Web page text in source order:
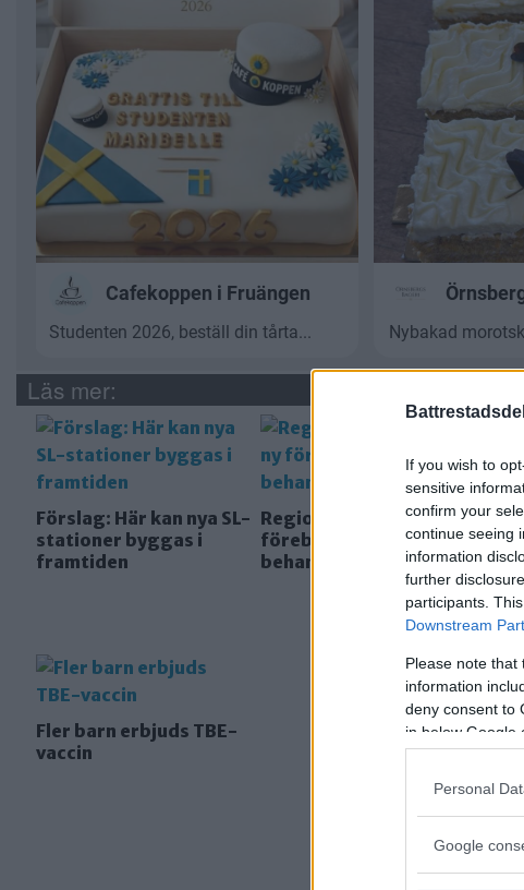
If you wish to
sensitive
confirm your
continue seeing
information
further
participants.
Downstream
Please note
information
deny consent to
in below Google
Personal
Google
Läs mer:
Förslag: Här kan nya SL-
stationer byggas i
framtiden
Regionen: Succé för ny
förebyggande
behandling av nyfödda
C:
mer
Fler barn erbjuds TBE-
vaccin